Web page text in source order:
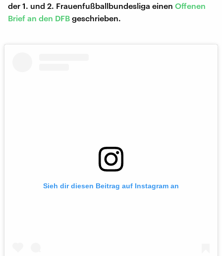
der 1. und 2. Frauenfußballbundesliga einen Offenen
Brief an den DFB geschrieben.
Sieh dir diesen Beitrag auf Instagram an